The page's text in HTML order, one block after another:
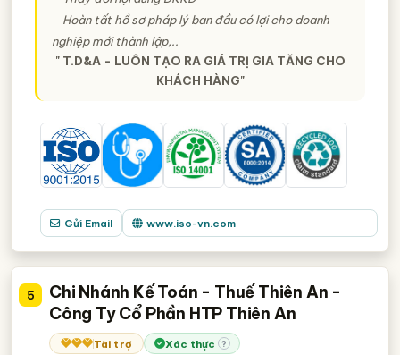
─ Hoàn tất hồ sơ pháp lý ban đầu có lợi cho doanh
nghiệp mới thành lập,..
" T.D&A - LUÔN TẠO RA GIÁ TRỊ GIA TĂNG CHO
KHÁCH HÀNG"
Gửi Email www.iso-vn.com
5
Chi Nhánh Kế Toán - Thuế Thiên An -
Công Ty Cổ Phần HTP Thiên An
Tài trợ Xác thực ?